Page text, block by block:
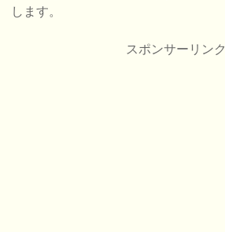
します。
スポンサーリンク